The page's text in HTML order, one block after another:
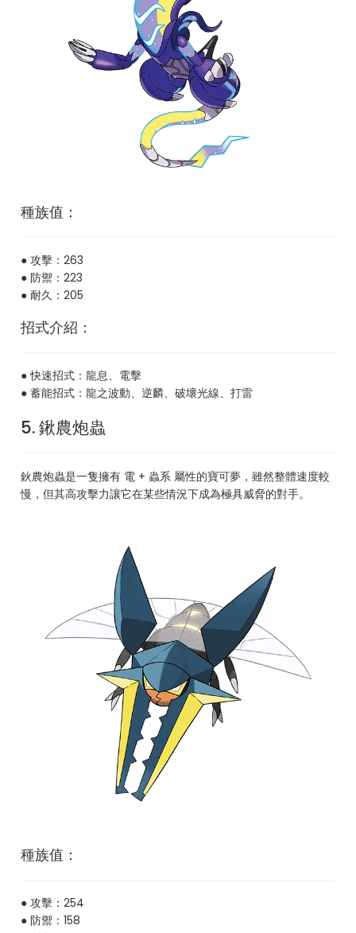
種族值：
● 攻擊：263
● 防禦：223
● 耐久：205
招式介紹：
● 快速招式：龍息、電擊
● 蓄能招式：龍之波動、逆麟、破壞光線、打雷
5. 鍬農炮蟲
鈥農炮蟲是一隻擁有 電 + 蟲系 屬性的寶可夢，雖然整體速度較
慢，但其高攻擊力讓它在某些情況下成為極具威脅的對手。
種族值：
● 攻擊：254
● 防禦：158